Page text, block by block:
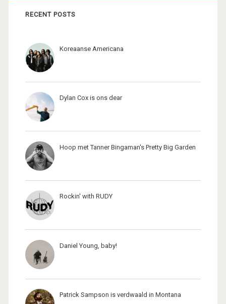
RECENT POSTS
Koreaanse Americana
Dylan Cox is ons dear
Hoop met Tanner Bingaman's Pretty Big Garden
Rockin' with RUDY
Daniel Young, baby!
Patrick Sampson is verdwaald in Montana